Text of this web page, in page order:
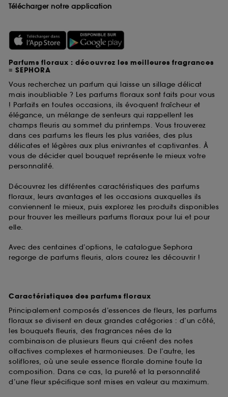
Télécharger notre application
Parfums floraux : découvrez les meilleures fragrances
≡ SEPHORA
Vous recherchez un parfum qui laisse un sillage délicat
mais inoubliable ? Les parfums floraux sont faits pour vous
! Parfaits en toutes occasions, ils évoquent fraîcheur et
élégance, un mélange de senteurs qui rappellent les
champs fleuris au sommet du printemps. Vous trouverez
dans ces parfums les fleurs les plus variées, des plus
délicates et légères aux plus enivrantes et captivantes. À
vous de décider quel bouquet représente le mieux votre
personnalité.
Découvrez les différentes caractéristiques des parfums
floraux, leurs avantages et les occasions auxquelles ils
conviennent le mieux, puis explorez les produits disponibles
pour trouver les meilleurs parfums floraux pour lui et pour
elle.
Avec des centaines d’options, le catalogue Sephora
regorge de parfums fleuris, alors courez les découvrir !
Caractéristiques des parfums floraux
Principalement composés d’essences de fleurs, les parfums
floraux se divisent en deux grandes catégories : d’un côté,
les bouquets fleuris, des fragrances nées de la
combinaison de plusieurs fleurs qui créent des notes
olfactives complexes et harmonieuses. De l’autre, les
soliflores, où une seule essence florale domine toute la
composition. Dans ce cas, la pureté et la personnalité
d’une fleur spécifique sont mises en valeur au maximum.